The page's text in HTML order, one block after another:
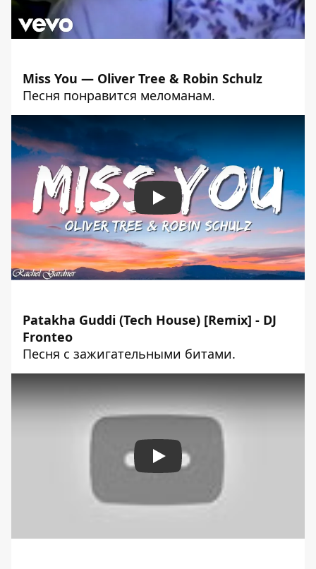
Miss You — Oliver Tree & Robin Schulz
Песня понравится меломанам.
Play
Patakha Guddi (Tech House) [Remix] - DJ
Fronteo
Песня с зажигательными битами.
Play